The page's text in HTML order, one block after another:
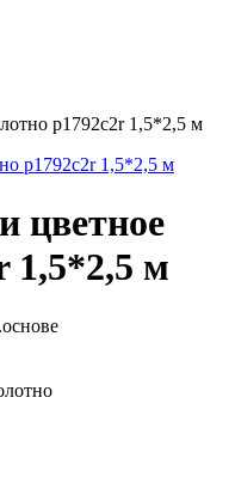
p1792c2r 1,5*2,5 м
цветное
1,5*2,5 м